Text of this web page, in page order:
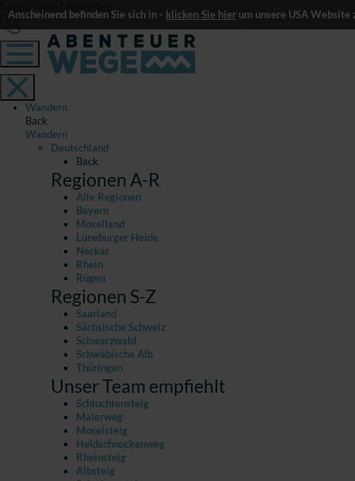
Anscheinend befinden Sie sich in - klicken Sie hier um unsere USA Website
Wandern
Back
Wandern
Deutschland
Back
Regionen A-R
Alle Regionen
Bayern
Moselland
Lüneburger Heide
Neckar
Rhein
Rügen
Regionen S-Z
Saarland
Sächsische Schweiz
Schwarzwald
Schwäbische Alb
Thüringen
Unser Team empfiehlt
Schluchtensteig
Malerweg
Moselsteig
Heidschnuckenweg
Rheinsteig
Albsteig